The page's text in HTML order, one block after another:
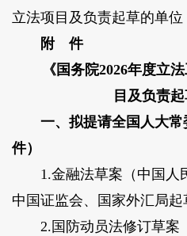
立法项目及负责起草的单位
附 件
《国务院2026年度立法
目及负责
一、拟提请全国人大
件）
1.金融法草案（ 中国人
中国证监会、国家外汇局起
2.国防动员法修订草案